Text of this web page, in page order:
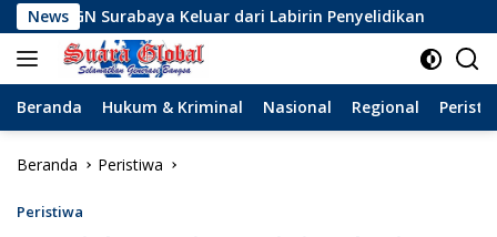
Langsung
ke
konten
News Keluar dari Labirin Penyelidikan Dinamika
Beranda Hukum & Kriminal Nasional Regional
Beranda Peristiwa
Peristiwa